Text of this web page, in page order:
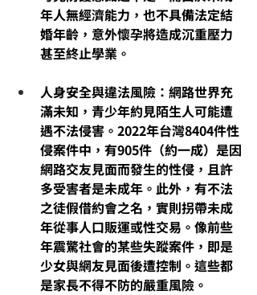
年人無經濟能力，也不具備法定結
婚年齡，意外懷孕將造成沉重壓力
甚至終止學業。
人身安全與違法風險：網路世界充
滿未知，青少年約見陌生人可能遭
遇不法侵害 。 2022年台灣8404件性
侵案件中，有905件（約一成）是因
網路交友見面而發生的性侵 ，且許
多受害者是未成年 。此外，有不法
之徒假借約會之名，實則拐帶未成
年從事人口販運或性交易。像前些
年震驚社會的某些失蹤案件，即是
少女與網友見面後遭控制。這些都
是家長不得不防的嚴重風險。